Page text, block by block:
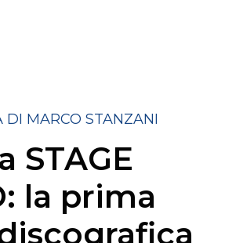
DI MARCO STANZANI
STAGE
la prima